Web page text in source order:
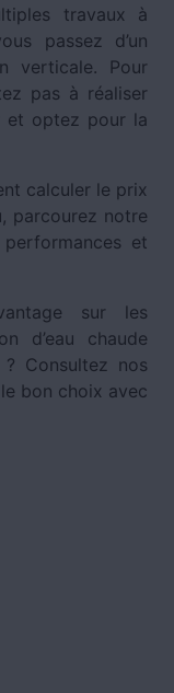
travaux à
passez d’un
verticale. Pour
pas à réaliser
et optez pour la
calculer le prix
parcourez notre
et
sur les
d’eau chaude
Consultez nos
bon choix avec